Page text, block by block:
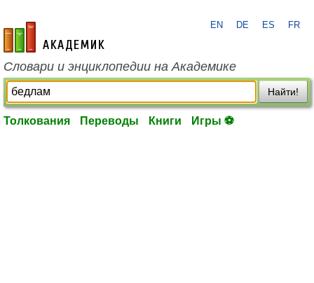
academic.ru
EN DE ES FR
Словари и энциклопедии на Академике
Найти!
Толкования Переводы Книги Игры ⚽